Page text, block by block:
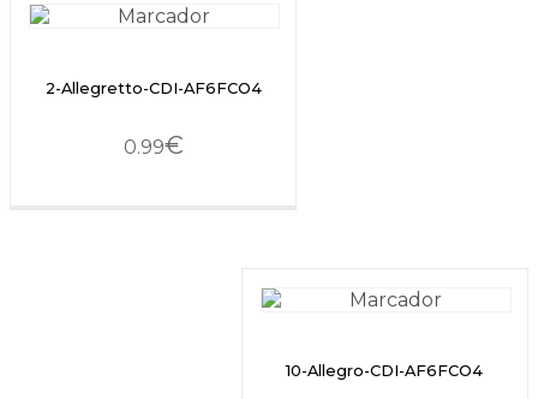
2-Allegretto-CDI-AF6FCO4
0.99€
10-Allegro-CDI-AF6FCO4